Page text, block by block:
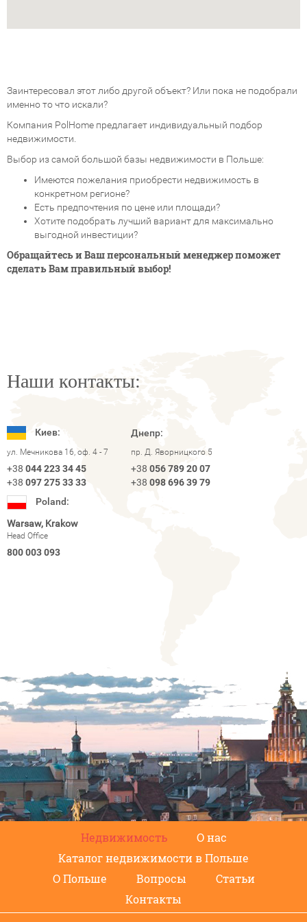
Заинтересовал этот либо другой объект? Или пока не подобрали
именно то что искали?
Компания PolHome предлагает индивидуальный подбор
недвижимости.
Выбор из самой большой базы недвижимости в Польше:
Имеются пожелания приобрести недвижимость в
конкретном регионе?
Есть предпочтения по цене или площади?
Хотите подобрать лучший вариант для максимально
выгодной инвестиции?
Обращайтесь и Ваш персональный менеджер поможет
сделать Вам правильный выбор!
Наши контакты:
Киев:
ул. Мечникова 16, оф. 4 - 7
+38 044 223 34 45
+38 097 275 33 33
Днепр:
пр. Д. Яворницкого 5
+38 056 789 20 07
+38 098 696 39 79
Poland:
Warsaw, Krakow
Head Office
800 003 093
Недвижимость
О нас
Каталог недвижимости в Польше
О Польше
Вопросы
Статьи
Контакты